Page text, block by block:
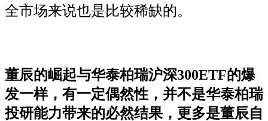
全市场来说也是比较稀缺的。
董辰的崛起与华泰柏瑞沪深300ETF的爆
发一样，有一定偶然性，并不是华泰柏瑞
投研能力带来的必然结果，更多是董辰自